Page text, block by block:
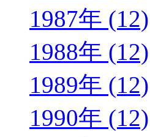
1987年 (12)
1988年 (12)
1989年 (12)
1990年 (12)